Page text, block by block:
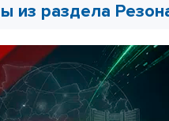
из раздела